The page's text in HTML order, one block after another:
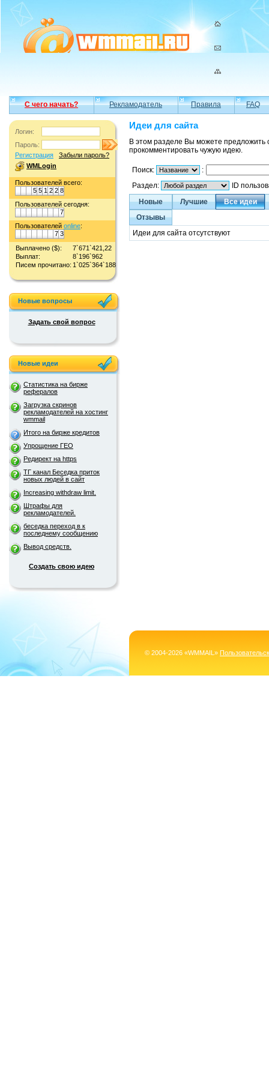
С чего начать? Рекламодатель Правила FAQ
Логин:
Пароль:
Регистрация
Забыли пароль?
WMLogin
Пользователей всего:
5 5 1 2 2 8
Пользователей сегодня:
7
Пользователей online:
7 3
Выплачено ($):
7`671`421,22
Выплат:
8`196`962
Писем прочитано: 1`025`364`188
Новые вопросы
Задать свой вопрос
Новые идеи
Статистика на бирже
рефералов
Загрузка скринов
рекламодателей на хостинг
wmmail
Итого на бирже кредитов
Упрощение ГЕО
Редирект на https
ТГ канал Беседка приток
новых людей в сайт
Increasing withdraw limit.
Штрафы для
рекламодателей.
беседка переход в к
последнему сообщению
Вывод средств.
Создать свою идею
Идеи для сайта
В этом разделе Вы можете
прокомментировать чужую идею.
Поиск:
:
Раздел:
ID
Новые
Лучшие
Все идеи
Отзывы
Идеи для сайта отсутствуют
© 2004-2026 «WMMAIL»